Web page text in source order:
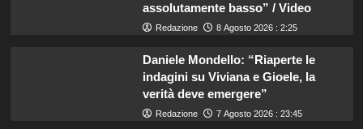
assolutamente basso” / Video
Redazione 8 Agosto 2026 : 2:25
Daniele Mondello: “Riaperte le
indagini su Viviana e Gioele, la
verità deve emergere”
Redazione 7 Agosto 2026 : 23:45